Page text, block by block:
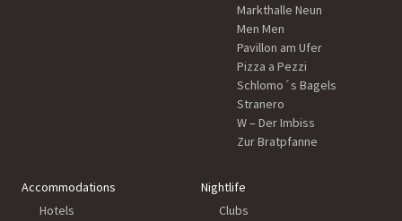
Markthalle Neun
Men Men
Pavillon am Ufer
Pizza a Pezzi
Schlomo´s Bagels
Stranero
W – Der Imbiss
Zur Bratpfanne
Accommodations
Hotels
Nightlife
Clubs